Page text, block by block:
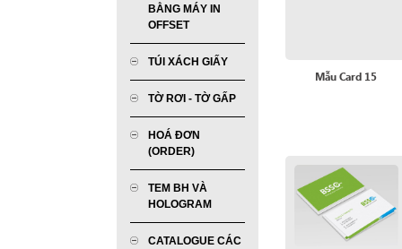
BẰNG MÁY IN
OFFSET
TÚI XÁCH GIẤY
TỜ RƠI - TỜ GẤP
HOÁ ĐƠN
(ORDER)
TEM BH VÀ
HOLOGRAM
CATALOGUE CÁC
Mẫu Card 15